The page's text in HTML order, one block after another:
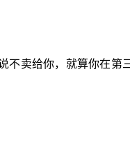
不卖给你，就算你在